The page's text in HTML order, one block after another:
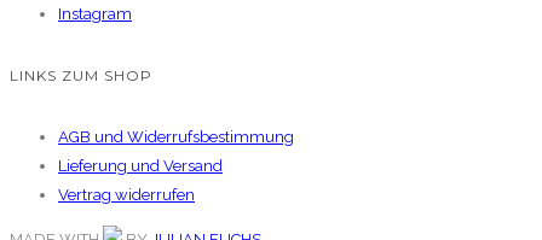
Instagram
LINKS ZUM SHOP
AGB und Widerrufsbestimmung
Lieferung und Versand
Vertrag widerrufen